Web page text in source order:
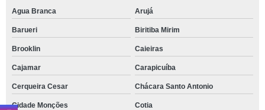
Agua Branca Arujá
Barueri Biritiba Mirim
Brooklin Caieiras
Cajamar Carapicuíba
Cerqueira Cesar Chácara Santo Antonio
Cidade Monções Cotia